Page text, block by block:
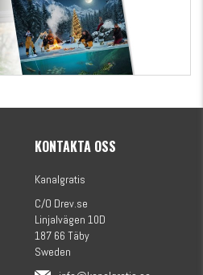
(julkalender)KONTAKTA OSS
Kanalgratis
C/O Drev.se
Linjalvägen 10D
187 66 Täby
Sweden